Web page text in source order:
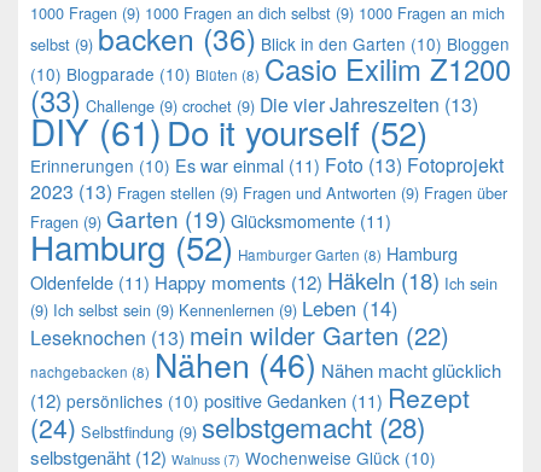
1000 Fragen (9) 1000 Fragen an dich selbst (9) 1000 Fragen an mich
selbst (9) backen (36) Blick in den Garten (10) Bloggen
(10) Blogparade (10) Blüten (8) Casio Exilim Z1200
(33) Challenge (9) crochet (9) Die vier Jahreszeiten (13)
DIY (61)Do it yourself (52)
Erinnerungen (10) Es war einmal (11) Foto (13) Fotoprojekt
2023 (13) Fragen stellen (9) Fragen und Antworten (9) Fragen über
Fragen (9) Garten (19) Glücksmomente (11)
Hamburg (52) Hamburger Garten (8) Hamburg
Oldenfelde (11) Happy moments (12) Häkeln (18) Ich sein
(9) Ich selbst sein (9) Kennenlernen (9) Leben (14)
Leseknochen (13) mein wilder Garten (22)
nachgebacken (8) Nähen (46) Nähen macht glücklich
(12) persönliches (10) positive Gedanken (11) Rezept
(24) Selbstfindung (9) selbstgemacht (28)
selbstgenäht (12) Walnuss (7) Wochenweise Glück (10)